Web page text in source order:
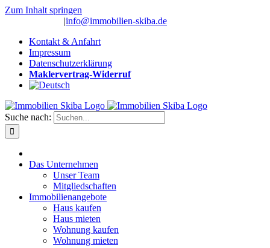
Zum Inhalt springen
|info@immobilien-skiba.de
Kontakt & Anfahrt
Impressum
Datenschutzerklärung
Maklervertrag-Widerruf
Suche nach:
Das Unternehmen
Unser Team
Mitgliedschaften
Immobilienangebote
Haus kaufen
Haus mieten
Wohnung kaufen
Wohnung mieten